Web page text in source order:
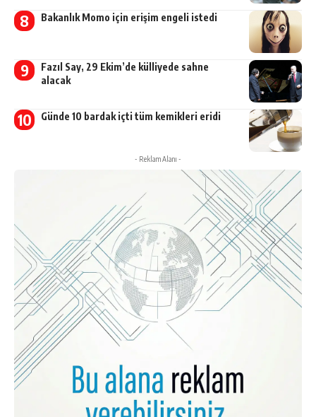
Bakanlık Momo için erişim engeli istedi
Fazıl Say, 29 Ekim’de külliyede sahne
alacak
Günde 10 bardak içti tüm kemikleri eridi
- Reklam Alanı -